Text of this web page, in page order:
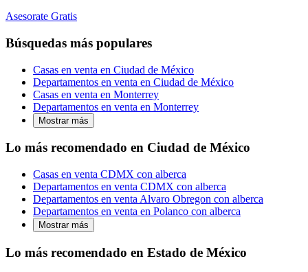
Asesorate Gratis
Búsquedas más populares
Casas en venta en Ciudad de México
Departamentos en venta en Ciudad de México
Casas en venta en Monterrey
Departamentos en venta en Monterrey
Mostrar más
Lo más recomendado en Ciudad de México
Casas en venta CDMX con alberca
Departamentos en venta CDMX con alberca
Departamentos en venta Alvaro Obregon con alberca
Departamentos en venta en Polanco con alberca
Mostrar más
Lo más recomendado en Estado de México